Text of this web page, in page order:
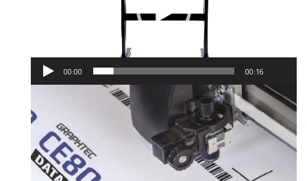
00:00 00:16